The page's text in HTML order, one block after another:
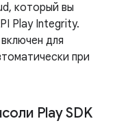
который вы
Play Integrity.
для
при
Play SDK